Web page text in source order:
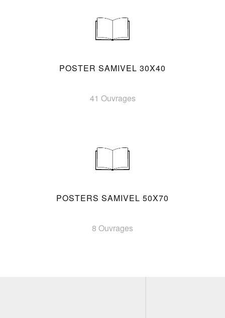
POSTER SAMIVEL 30X40
41 Ouvrages
POSTERS SAMIVEL 50X70
8 Ouvrages